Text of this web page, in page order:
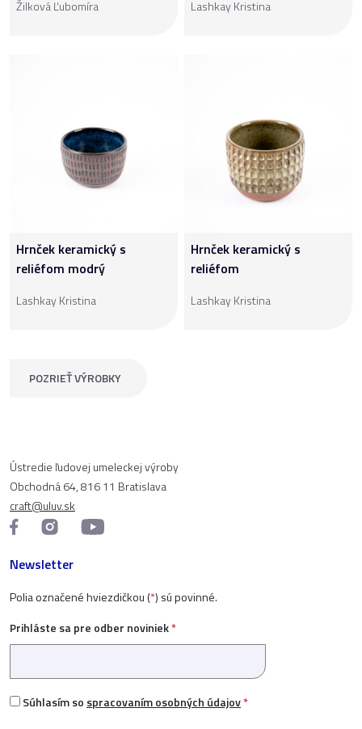
Žilková Ľubomíra Lashkay Kristina
Hrnček keramický s
reliéfom modrý
Lashkay Kristina
Hrnček keramický s
reliéfom
Lashkay Kristina
POZRIEŤ VÝROBKY
Ústredie ľudovej umeleckej výroby
Obchodná 64, 816 11 Bratislava
craft@uluv.sk
Newsletter
Polia označené hviezdičkou (*) sú povinné.
Prihláste sa pre odber noviniek*
Súhlasím so spracovaním osobných údajov*